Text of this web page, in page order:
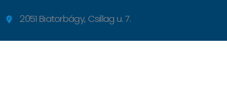
 2051 Biatorbágy, Csillag u. 7.